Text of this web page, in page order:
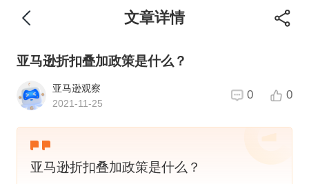
文章详情
亚马逊折扣叠加政策是什么？
亚马逊观察
2021-11-25
0 0
亚马逊折扣叠加政策是什么？